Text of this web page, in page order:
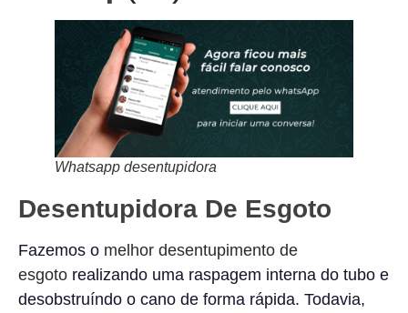
Whatsapp desentupidora
Desentupidora De Esgoto
Fazemos o melhor desentupimento de
esgoto realizando uma raspagem interna do tubo e
desobstruíndo o cano de forma rápida. Todavia,